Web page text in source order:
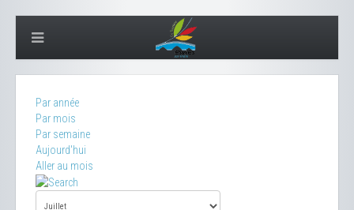
Par année
Par mois
Par semaine
Aujourd'hui
Aller au mois